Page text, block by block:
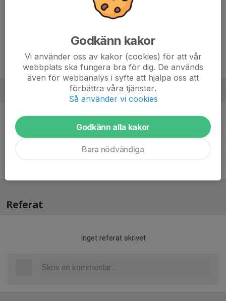
Selma Skogeryd
Wera Forsander
Christian JanmarLedare
Frida StrandLedare
Referat
Inget referat skrivet
Godkänn kakor
Vi använder oss av kakor (cookies) för att vår
webbplats ska fungera bra för dig. De används
även för webbanalys i syfte att hjälpa oss att
förbättra våra tjänster.
Så använder vi cookies
Godkänn alla kakor
Bara nödvändiga